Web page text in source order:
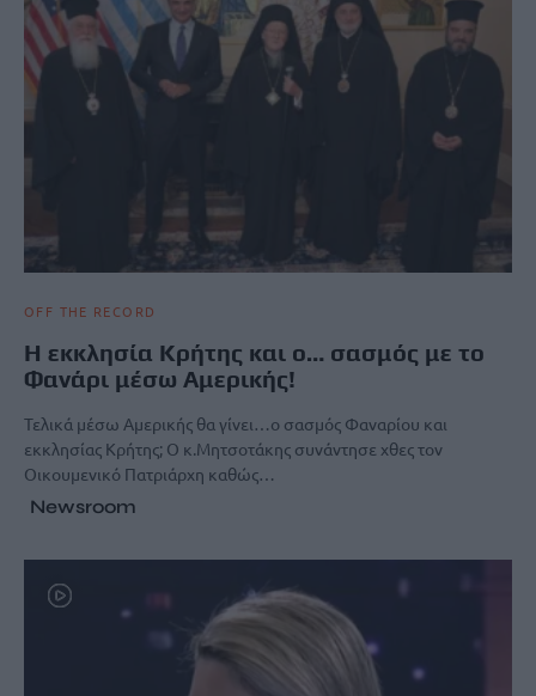
OFF THE RECORD
Η εκκλησία Κρήτης και ο… σασμός με το
Φανάρι μέσω Αμερικής!
Τελικά μέσω Αμερικής θα γίνει…ο σασμός Φαναρίου και
εκκλησίας Κρήτης; Ο κ.Μητσοτάκης συνάντησε χθες τον
Οικουμενικό Πατριάρχη καθώς…
Newsroom